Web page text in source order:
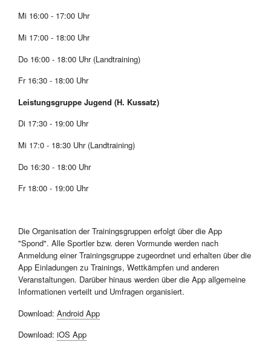
Mi 16:00 - 17:00 Uhr
Mi 17:00 - 18:00 Uhr
Do 16:00 - 18:00 Uhr (Landtraining)
Fr 16:30 - 18:00 Uhr
Leistungsgruppe Jugend (H. Kussatz)
Di 17:30 - 19:00 Uhr
Mi 17:0 - 18:30 Uhr (Landtraining)
Do 16:30 - 18:00 Uhr
Fr 18:00 - 19:00 Uhr
Die Organisation der Trainingsgruppen erfolgt über die App
"Spond". Alle Sportler bzw. deren Vormunde werden nach
Anmeldung einer Trainingsgruppe zugeordnet und erhalten über die
App Einladungen zu Trainings, Wettkämpfen und anderen
Veranstaltungen. Darüber hinaus werden über die App allgemeine
Informationen verteilt und Umfragen organisiert.
Download: Android App
Download: iOS App